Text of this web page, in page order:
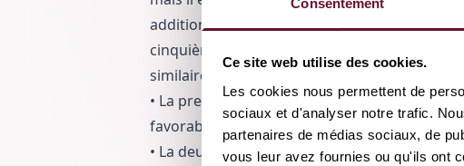
Ce site web utilise des cookies.
Les cookies nous permettent de
sociaux et d'analyser notre trafic.
partenaires de médias sociaux, de
vous leur avez fournies ou qu'ils ont
additionner les numéros des quatre
cinquième. Ici, il y a trois méthodes
similaires. Ainsi :
• La première carte est celle qui correspond
favorable
• La deuxième est celle qui correspond aux